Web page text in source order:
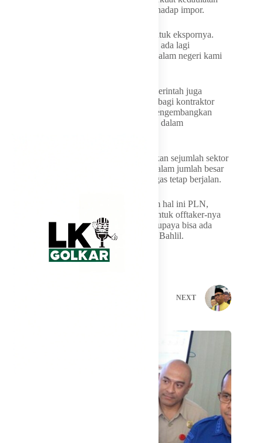
energi dan mengurangi ketergantungan terhadap impor.
“Sekarang semuanya sudah saya setujui untuk ekspornya.
Semuanya sudah saya tanda tangan, nggak ada lagi
(pemotongan ekspor). Biarlah kebutuhan dalam negeri kami
Selain memastikan kelancaran ekspor, pemerintah juga
berkomitmen memberikan kepastian pasar bagi kontraktor
kontrak kerja sama (KKKS) yang ingin mengembangkan
cadangan gas, namun menghadapi kendala dalam
Pemerintah, lanjut Bahlil, tengah menyiapkan sejumlah sektor
potensial sebagai penyerap gas domestik dalam jumlah besar
agar investasi dan proyek pengembangan gas tetap berjalan.
“Saya sudah minta untuk Danantara, dalam hal ini PLN,
PGN, maupun beberapa perusahaan lain untuk offtaker-nya
(pembelinya) di dalam negeri. Kami beli, supaya bisa ada
kepastian. Agar semuanya bisa jalan,” ujar Bahlil.
NEXT